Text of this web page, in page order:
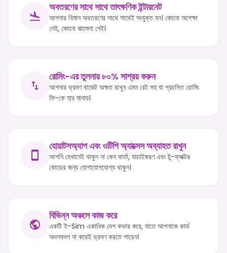
অবতরণের সাথে সাথে তাৎক্ষণিক ইন্টারনেট
আপনার বিমান অবতরণের সাথে সাথেই সংযুক্ত হন। কোনো অপেক্ষা
নেই, কোনো ঝামেলা নেই।
রোমিং-এর তুলনায় ৮০% সাশ্রয় করুন
আপনার ভ্রমণ বাজেট অক্ষত রাখুন এমন রেট সহ যা প্রচলিত রোমিং
ফি-কে হার মানায়।
হোয়াটসঅ্যাপ এবং ওটিপি অ্যাক্সেস অব্যাহত রাখুন
আপনি যেখানেই থাকুন না কেন বার্তা, যাচাইকরণ এবং টু-ফ্যাক্টর
কোডের জন্য যোগাযোগযোগ্য থাকুন।
বিভিন্ন অঞ্চলে কাজ করে
একটি ই-Sim একাধিক দেশ কভার করে, যাতে আপনাকে কার্ড
অদলবদল না করেই ভ্রমণ করতে পারেন।